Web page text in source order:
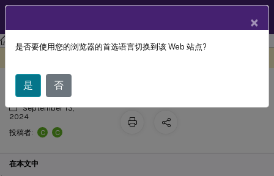
Citrix Virtual Apps and Desktops7 2511 参考
桌面策略设置
September 13,
2024
投稿者:
C C
在本文中
×
是否要使用您的浏览器的首选语言切换到该 Web 站点?
是 否